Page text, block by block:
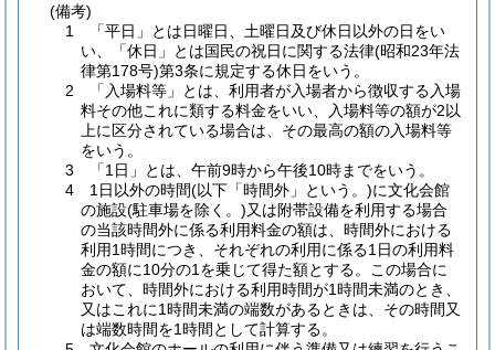
(備考)
1 「平日」とは日曜日、土曜日及び休日以外の日をい
い、「休日」とは国民の祝日に関する法律(昭和23年法
律第178号)第3条に規定する休日をいう。
2 「入場料等」とは、利用者が入場者から徴収する入場
料その他これに類する料金をいい、入場料等の額が2以
上に区分されている場合は、その最高の額の入場料等
をいう。
3 「1日」とは、午前9時から午後10時までをいう。
4 1日以外の時間(以下「時間外」という。)に文化会館
の施設(駐車場を除く。)又は附帯設備を利用する場合
の当該時間外に係る利用料金の額は、時間外における
利用1時間につき、それぞれの利用に係る1日の利用料
金の額に10分の1を乗じて得た額とする。この場合に
おいて、時間外における利用時間が1時間未満のとき、
又はこれに1時間未満の端数があるときは、その時間又
は端数時間を1時間として計算する。